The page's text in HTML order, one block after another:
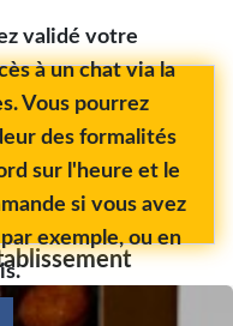
validé votre
à un chat via la
Vous pourrez
des formalités
sur l'heure et le
si vous avez
exemple, ou en